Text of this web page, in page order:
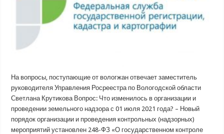
На вопросы, поступающие от вологжан отвечает заместитель
руководителя Управления Росреестра по Вологодской области
Светлана Крутикова Вопрос: Что изменилось в организации и
проведении земельного надзора с 01 июля 2021 года? – Новый
порядок организации и проведения контрольных (надзорных)
мероприятий установлен 248-ФЗ «О государственном контроле